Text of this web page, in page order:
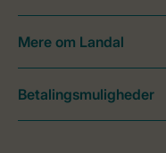
Mere om Landal
Betalingsmuligheder